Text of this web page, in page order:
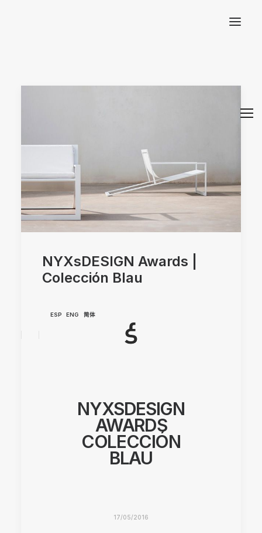
NYXsDESIGN Awards |
Colección Blau
ESP ENG 简体
NYXSDESIGN
AWARDS
COLECCIÓN
BLAU
17/05/2016